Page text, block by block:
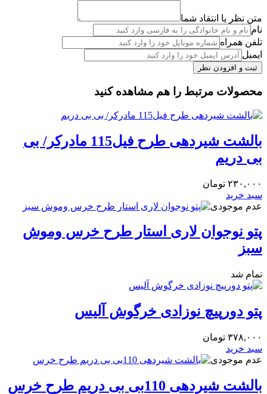
متن نظر یا انتقاد شما
نام
تلفن همراه
ایمیل
محصولات مرتبط را هم مشاهده کنید
بالشت شیردهی طرح فیل115 مادرکر/ بی
بی دریم
۲۳۰,۰۰۰ تومان
سبد خرید
عدم موجودی
پتو نوجوان لاری استار طرح خرس وموش
سبز
تمام شد
پتو دورپیچ نوزادی خرگوش آلیس
۳۷۸,۰۰۰ تومان
سبد خرید
عدم موجودی
بالشت شیردهی 110بی بی دریم طرح خرس